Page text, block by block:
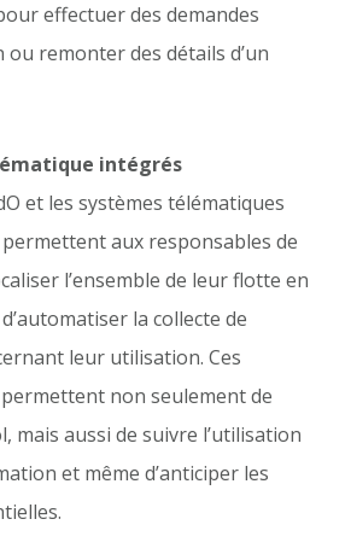
effectuer des demandes
ou remonter des détails d’un
intégrés
et les systèmes télématiques
aux responsables de
l’ensemble de leur flotte en
la collecte de
leur utilisation. Ces
non seulement de
mais aussi de suivre l’utilisation
et même d’anticiper les